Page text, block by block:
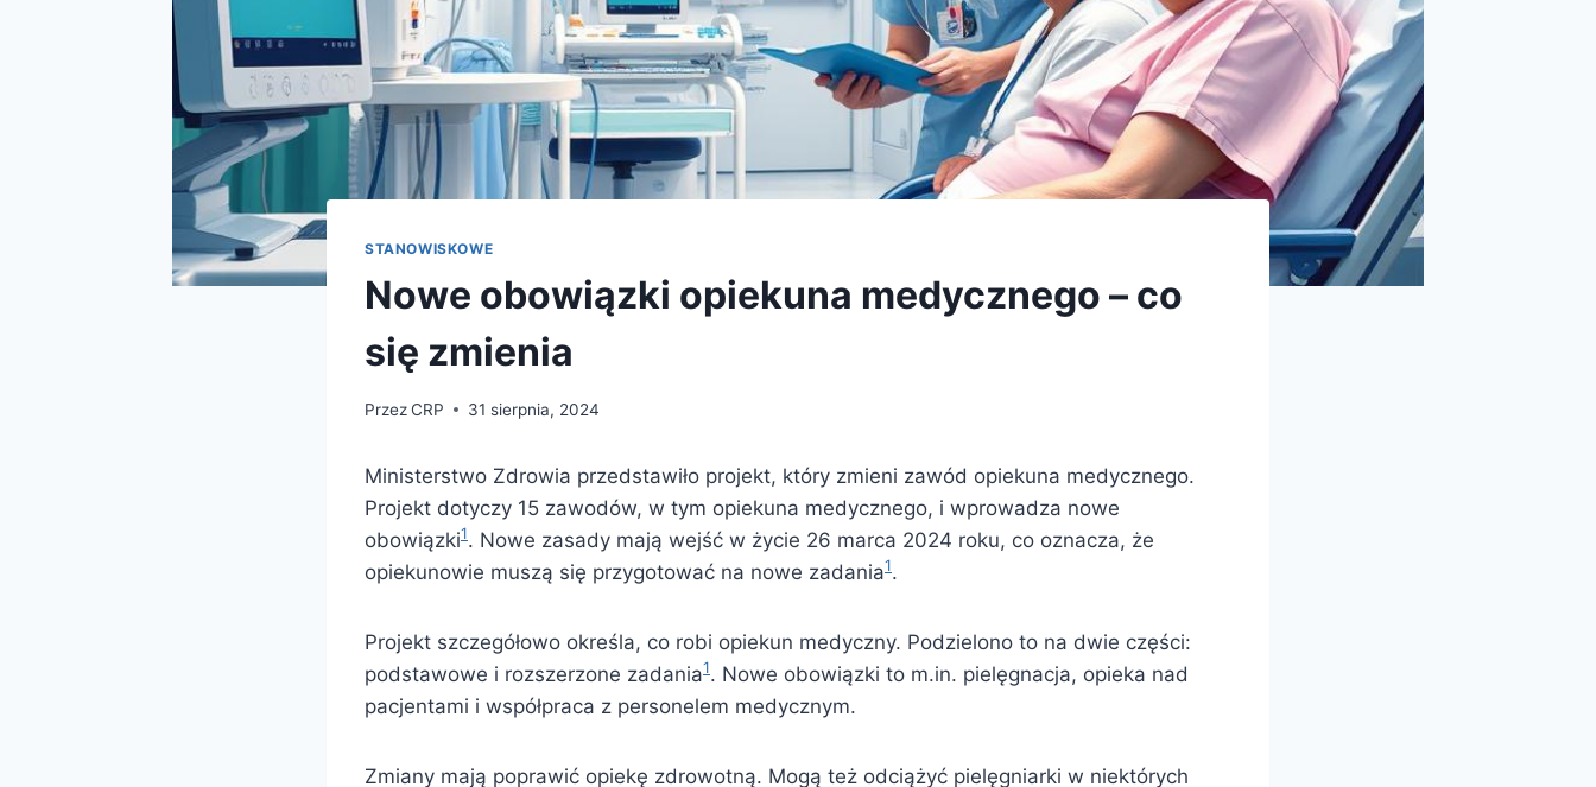
STANOWISKOWE
Nowe obowiązki opiekuna medycznego – co
się zmienia
PrzezCRP 31 sierpnia, 2024
Ministerstwo Zdrowia przedstawiło projekt, który zmieni zawód opiekuna medycznego.
Projekt dotyczy 15 zawodów, w tym opiekuna medycznego, i wprowadza nowe
obowiązki1. Nowe zasady mają wejść w życie 26 marca 2024 roku, co oznacza, że
opiekunowie muszą się przygotować na nowe zadania1.
Projekt szczegółowo określa, co robi opiekun medyczny. Podzielono to na dwie części:
podstawowe i rozszerzone zadania1. Nowe obowiązki to m.in. pielęgnacja, opieka nad
pacjentami i współpraca z personelem medycznym.
Zmiany mają poprawić opiekę zdrowotną. Mogą też odciążyć pielęgniarki w niektórych